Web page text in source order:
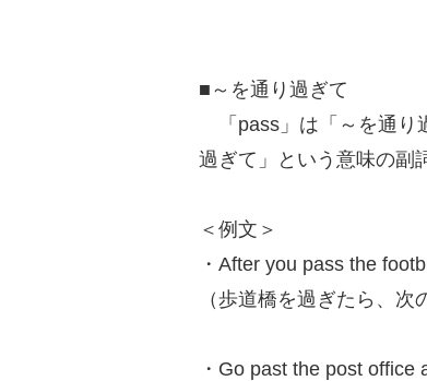
■～を通り過ぎて
「pass」は「～を通り
過ぎて」という意味の副
＜例文＞
・After you pass the
（歩道橋を過ぎたら、次
・Go past the post office